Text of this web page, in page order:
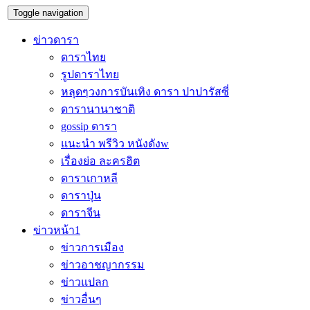
Toggle navigation
ข่าวดารา
ดาราไทย
รูปดาราไทย
หลุดๆวงการบันเทิง ดารา ปาปารัสซี่
ดารานานาชาติ
gossip ดารา
แนะนำ พรีวิว หนังดังw
เรื่องย่อ ละครฮิต
ดาราเกาหลี
ดาราปุ่น
ดาราจีน
ข่าวหน้า1
ข่าวการเมือง
ข่าวอาชญากรรม
ข่าวแปลก
ข่าวอื่นๆ